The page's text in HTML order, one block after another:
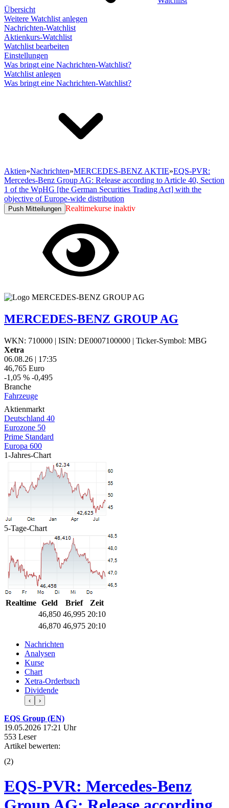
Übersicht
Weitere Watchlist anlegen
Nachrichten-Watchlist
Aktienkurs-Watchlist
Watchlist bearbeiten
Einstellungen
Was bringt eine Nachrichten-Watchlist?
Watchlist anlegen
Was bringt eine Nachrichten-Watchlist?
Aktien»Nachrichten»MERCEDES-BENZ AKTIE»EQS-PVR:
Mercedes-Benz Group AG: Release according to Article 40, Section
1 of the WpHG [the German Securities Trading Act] with the
objective of Europe-wide distribution
Push Mitteilungen Realtimekurse inaktiv
MERCEDES-BENZ GROUP AG
WKN: 710000 | ISIN: DE0007100000 | Ticker-Symbol: MBG
Xetra
06.08.26 | 17:35
46,765 Euro
-1,05 % -0,495
Branche
Fahrzeuge
Aktienmarkt
Deutschland 40
Eurozone 50
Prime Standard
Europa 600
1-Jahres-Chart
5-Tage-Chart
Realtime Geld Brief
Zeit
46,850 46,995 20:10
46,870 46,975 20:10
Nachrichten
Analysen
Kurse
Chart
Xetra-Orderbuch
Dividende
‹ ›
EQS Group (EN)
19.05.2026 17:21 Uhr
553 Leser
Artikel bewerten:
(2)
EQS-PVR: Mercedes-Benz